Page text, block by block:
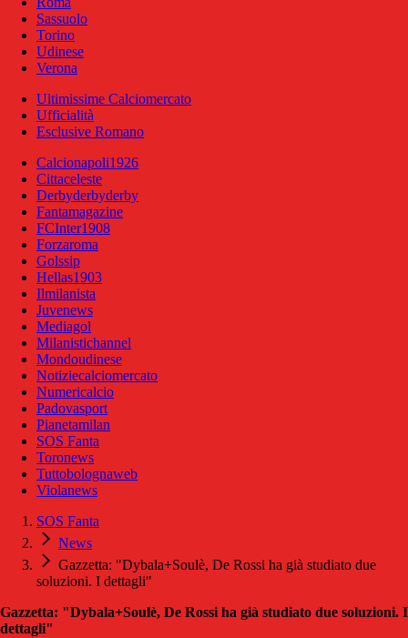
Sassuolo
Torino
Udinese
Verona
Ultimissime Calciomercato
Ufficialità
Esclusive Romano
Calcionapoli1926
Cittaceleste
Derbyderbyderby
Fantamagazine
FCInter1908
Forzaroma
Golssip
Hellas1903
Ilmilanista
Juvenews
Mediagol
Milanistichannel
Mondoudinese
Notiziecalciomercato
Numericalcio
Padovasport
Pianetamilan
SOS Fanta
Toronews
Tuttobolognaweb
Violanews
SOS Fanta
News
Gazzetta: "Dybala+Soulè, De Rossi ha già studiato due
soluzioni. I dettagli"
Gazzetta: "Dybala+Soulè, De Rossi ha già studiato due soluzioni. I
dettagli"